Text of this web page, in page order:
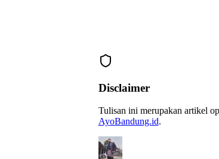
Disclaimer
Tulisan ini merupakan artikel
AyoBandung.id.